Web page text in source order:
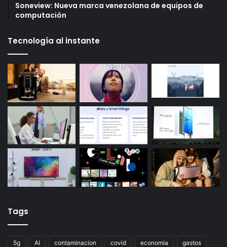
Soneview: Nueva marca venezolana de equipos de
computación
Tecnología al instante
Tags
5g AI contaminacion covid economia gastos